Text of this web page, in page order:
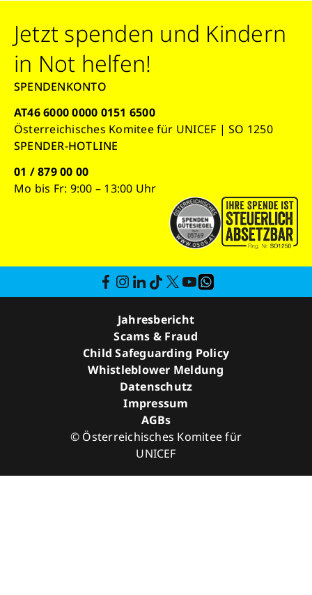
Jetzt spenden und Kindern
in Not helfen!
SPENDENKONTO
AT46 6000 0000 0151 6500
Österreichisches Komitee für UNICEF | SO 1250
SPENDER-HOTLINE
01 / 879 00 00
Mo bis Fr: 9:00 – 13:00 Uhr
© Österreichisches Komitee für
UNICEF
Jahresbericht
Scams & Fraud
Child Safeguarding Policy
Whistleblower Meldung
Datenschutz
Impressum
AGBs